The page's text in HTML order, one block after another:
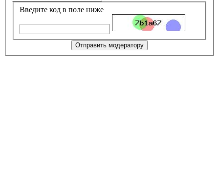
Введите код в поле ниже
Отправить модератору